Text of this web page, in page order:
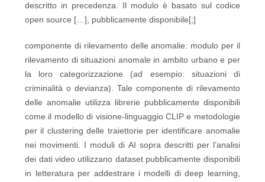
descritto in precedenza. Il modulo è basato sul codice
open source […], pubblicamente disponibile[;]
componente di rilevamento delle anomalie: modulo per il
rilevamento di situazioni anomale in ambito urbano e per
la loro categorizzazione (ad esempio: situazioni di
criminalità o devianza). Tale componente di rilevamento
delle anomalie utilizza librerie pubblicamente disponibili
come il modello di visione-linguaggio CLIP e metodologie
per il clustering delle traiettorie per identificare anomalie
nei movimenti. I moduli di AI sopra descritti per l’analisi
dei dati video utilizzano dataset pubblicamente disponibili
in letteratura per addestrare i modelli di deep learning,